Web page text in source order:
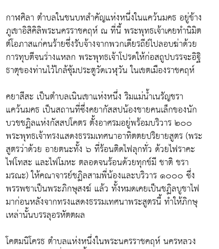
กาฬศิลา ตำบลในชนบทสำคัญแห่งหนึ่งในแคว้นมคธ อยู่ข้าง
ภูเขาอิสิคิลิพระนครราชคฤห์ ณ ที่นี้ พระพุทธเจ้าเคยทำนิมิต
ต์โอภาสแก่คนร้ายซึ่งรับจ้างจากพวกเดียรถีย์ไปลอบฆ่าด้วย
การทุบตีจนร่างแหลก พระพุทธเจ้าโปรดให้ก่อสถูปบรรจะอิฐิ
ธาตุของท่านไว้ไกล้ซุ้มประตูวัดเวฬุวัน ในเขตเมืองราชคฤห์
คยาสีสะ เป็นตำบลเนินเขาแห่งหนึ่ง ริมแม่น้ำเนรัญชรา
แคว้นมคธ เป็นสถานที่ซึ่งคยากัสสปน้องชายคนเล็กของนัก
บวชชฏิลแห่งกัสสปโคตร ตั้งอาศรมอยู่พร้อมบริวาร ๒๐๐
พระพุทธเจ้าทรงแสดงธรรมเทศนาอาทิตตยปริยายสูตร (พระ
สูตรว่าด้วย อายตนะทั้ง ๖ ที่ร้อนติดไฟลุกทั่ว ด้วยไฟราคะ
ไฟโทสะ และไฟโมหะ ตลอดจนร้อนด้วยทุกข์มี ชาติ ชรา
มรณะ) ให้คณาจารย์ชฏิลสามพี่น้องและบริวาร ๑๐๐๐ ซึ่ง
พรรพชาเป็นพระภิกษุสงฆ์ แล้ว ทั้งหมดเคยเป็นชฏิลบูชาไฟ
มาก่อนหลังจากทรงแสดงธรรมเทศนาพระสูตรนี้ ทำให้ภิกษุ
เหล่านั้นบรรลุอรหัตตผล
โคตมนิโครธ ตำบลแห่งหนึ่งในพระนครราชคฤห์ นครหลวง